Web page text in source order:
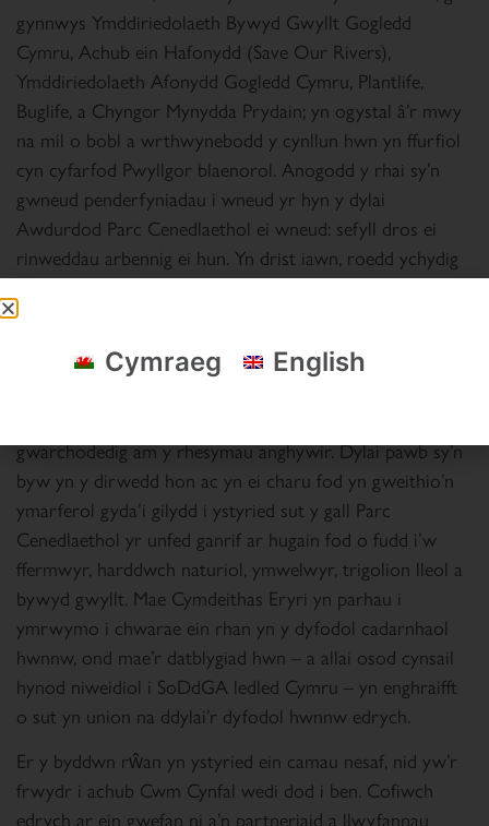
gynnwys Ymddiriedolaeth Bywyd Gwyllt Gogledd
Cymru, Achub ein Hafonydd (Save Our Rivers),
Ymddiriedolaeth Afonydd Gogledd Cymru, Plantlife,
Buglife, a Chyngor Mynydda Prydain; yn ogystal â’r mwy
na mil o bobl a wrthwynebodd y cynllun hwn yn ffurfiol
cyn cyfarfod Pwyllgor blaenorol. Anogodd y rhai sy’n
gwneud penderfyniadau i wneud yr hyn y dylai
Awdurdod Parc Cenedlaethol ei wneud: sefyll dros ei
rinweddau arbennig ei hun. Yn drist iawn, roedd ychydig
dros hanner y rhai oedd yn bresennol yn ochri gyda
gwrthwynebwyr.
Gyda’r cynnig hwn wedi’i gymeradwyo, mae Eryri mewn
gwarchodedig am y rhesymau anghywir. Dylai pawb sy’n
byw yn y dirwedd hon ac yn ei charu fod yn gweithio’n
ymarferol gyda’i gilydd i ystyried sut y gall Parc
Cenedlaethol yr unfed ganrif ar hugain fod o fudd i’w
ffermwyr, harddwch naturiol, ymwelwyr, trigolion lleol a
bywyd gwyllt. Mae Cymdeithas Eryri yn parhau i
ymrwymo i chwarae ein rhan yn y dyfodol cadarnhaol
hwnnw, ond mae’r datblygiad hwn – a allai osod cynsail
hynod niweidiol i SoDdGA ledled Cymru – yn enghraifft
o sut yn union na ddylai’r dyfodol hwnnw edrych.
Er y byddwn rŵan yn ystyried ein camau nesaf, nid yw’r
frwydr i achub Cwm Cynfal wedi dod i ben. Cofiwch
edrych ar ein gwefan ni a’n partneriaid a llwyfannau
Cymraeg English